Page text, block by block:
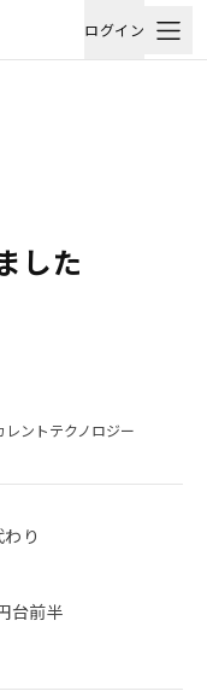
ログイン
した
ントテクノロジー
り
台前半